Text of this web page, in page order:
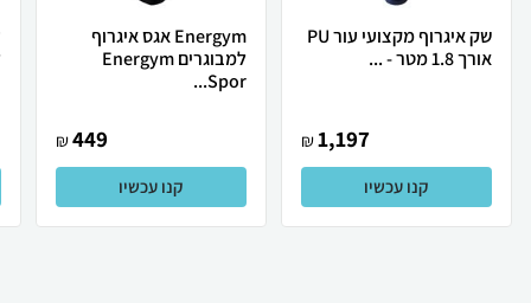
שק איגרוף מקצועי עור PU
אורך 1.8 מטר - ...
1,197
₪
קנו עכשיו
Energym אגס איגרוף
למבוגרים Energym
Spor...
449
₪
קנו עכשיו